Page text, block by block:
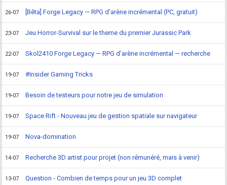
26-07 [Bêta] Forge Legacy — RPG d'arène incrémental (PC, gratuit)
23-07 Jeu Horror-Survival sur le theme du premier Jurassic Park
22-07 Skol2410 Forge Legacy — RPG d’arène incrémental — recherche
19-07 #Insider Gaming Tricks
19-07 Besoin de testeurs pour notre jeu de simulation
19-07 Space Rift - Nouveau jeu de gestion spatiale sur navigateur
19-07 Nova-domination
14-07 Recherche 3D artist pour projet (non rémunéré, mais à venir)
13-07 Question - Combien de temps pour un jeu 3D complet